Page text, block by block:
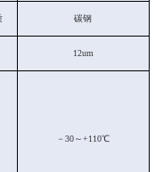
碳钢
12um
－30～+110℃